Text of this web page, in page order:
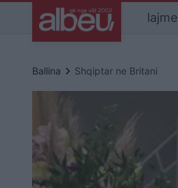
lajme
Ballina keyboard_arrow_right Shqiptar ne Britani